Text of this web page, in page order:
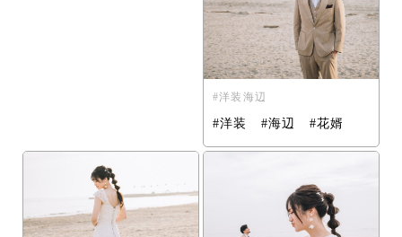
洋装海辺
#洋装 #海辺 #花婿